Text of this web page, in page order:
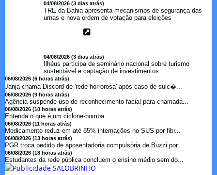
04/08/2026 (3 dias atrás)
TRE da Bahia apresenta mecanismos de segurança das
urnas e nova ordem de votação para eleições
04/08/2026 (3 dias atrás)
Ilhéus participa de seminário nacional sobre turismo
sustentável e captação de investimentos
06/08/2026 (6 horas atrás)
Janja chama Discord de 'rede horrorosa' após caso de suic�...
06/08/2026 (9 horas atrás)
Agência suspende uso de reconhecimento facial para chamada...
06/08/2026 (10 horas atrás)
Entenda o que é um ciclone-bomba
06/08/2026 (11 horas atrás)
Medicamento reduz em até 85% internações no SUS por fibr...
06/08/2026 (13 horas atrás)
PGR troca pedido de aposentadoria compulsória de Buzzi por...
06/08/2026 (18 horas atrás)
Estudantes da rede pública concluem o ensino médio sem do...